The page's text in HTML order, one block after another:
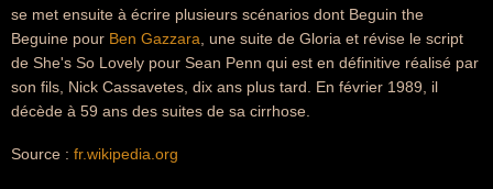
se met ensuite à écrire plusieurs scénarios dont Beguin the
Beguine pour Ben Gazzara , une suite de Gloria et révise le script
de She's So Lovely pour Sean Penn qui est en définitive réalisé par
son fils, Nick Cassavetes, dix ans plus tard. En février 1989, il
décède à 59 ans des suites de sa cirrhose.
Source : fr.wikipedia.org